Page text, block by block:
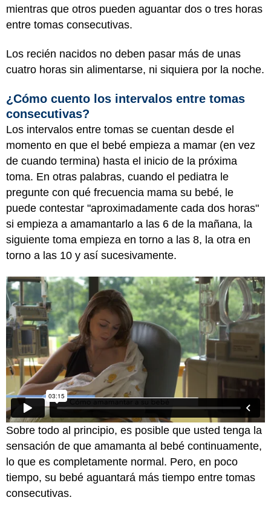
mientras que otros pueden aguantar dos o tres horas
entre tomas consecutivas.
Los recién nacidos no deben pasar más de unas
cuatro horas sin alimentarse, ni siquiera por la noche.
¿Cómo cuento los intervalos entre tomas
consecutivas?
Los intervalos entre tomas se cuentan desde el
momento en que el bebé empieza a mamar (en vez
de cuando termina) hasta el inicio de la próxima
toma. En otras palabras, cuando el pediatra le
pregunte con qué frecuencia mama su bebé, le
puede contestar "aproximadamente cada dos horas"
si empieza a amamantarlo a las 6 de la mañana, la
siguiente toma empieza en torno a las 8, la otra en
torno a las 10 y así sucesivamente.
Sobre todo al principio, es posible que usted tenga la
sensación de que amamanta al bebé continuamente,
lo que es completamente normal. Pero, en poco
tiempo, su bebé aguantará más tiempo entre tomas
consecutivas.